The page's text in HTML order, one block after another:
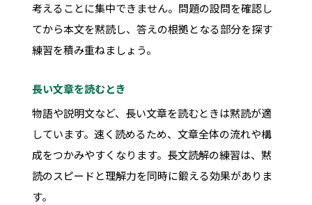
考えることに集中できません。問題の設問を確認し
てから本文を黙読し、答えの根拠となる部分を探す
練習を積み重ねましょう。
長い文章を読むとき
物語や説明文など、長い文章を読むときは黙読が適
しています。速く読めるため、文章全体の流れや構
成をつかみやすくなります。長文読解の練習は、黙
読のスピードと理解力を同時に鍛える効果がありま
す。